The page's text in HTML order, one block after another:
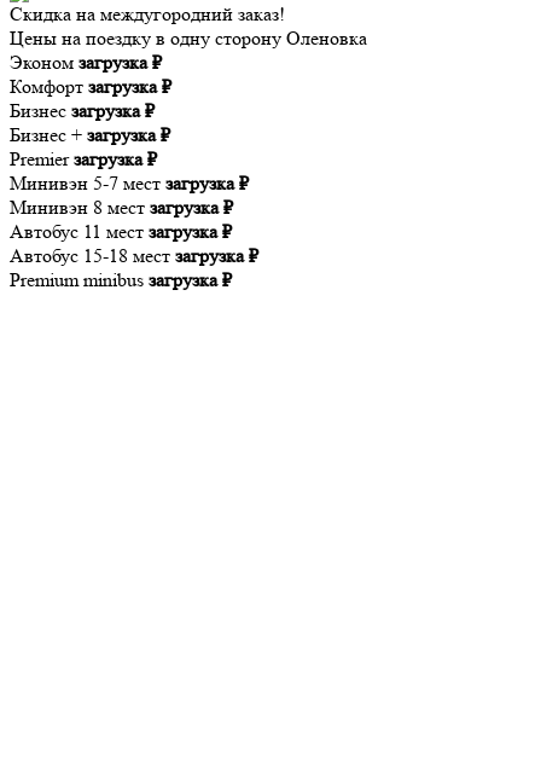
Скидка на междугородний заказ!
Цены на поездку в одну сторону Оленовка
Эконом загрузка ₽
Комфорт загрузка ₽
Бизнес загрузка ₽
Бизнес + загрузка ₽
Premier загрузка ₽
Минивэн 5-7 мест загрузка ₽
Минивэн 8 мест загрузка ₽
Автобус 11 мест загрузка ₽
Автобус 15-18 мест загрузка ₽
Premium minibus загрузка ₽